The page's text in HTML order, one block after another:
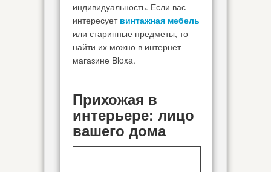
индивидуальность. Если вас
интересует винтажная мебель
или старинные предметы, то
найти их можно в интернет-
магазине Bloxa.
Прихожая в
интерьере: лицо
вашего дома